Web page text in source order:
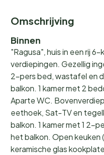
Omschrijving
Binnen
"Ragusa", huis in een rij 6-
verdiepingen. Gezellig
2-pers bed, wastafel en
balkon. 1 kamer met 2
Aparte WC.
eethoek, Sat-TV en
balkon. 1 kamer met 1 2-
het balkon. Open keuken
keramische glas